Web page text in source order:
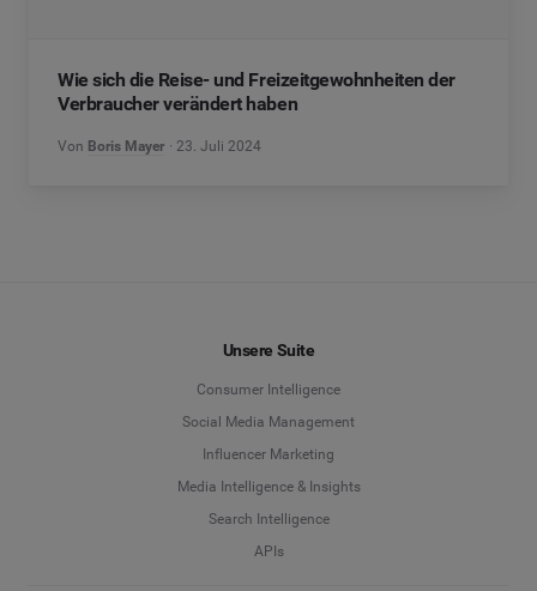
Wie sich die Reise- und Freizeitgewohnheiten der
Verbraucher verändert haben
Von Boris Mayer 23. Juli 2024
Unsere Suite
Consumer Intelligence
Social Media Management
Influencer Marketing
Media Intelligence & Insights
Search Intelligence
APIs